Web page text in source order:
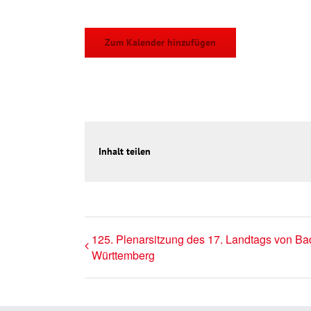
Zum Kalender hinzufügen
Inhalt teilen
125. Plenarsitzung des 17. Landtags von
Württemberg